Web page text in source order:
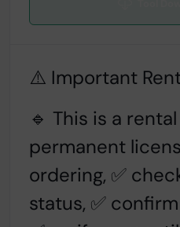
⚠️ Important
🔹 This is a
permanent
ordering, ✅
status, ✅